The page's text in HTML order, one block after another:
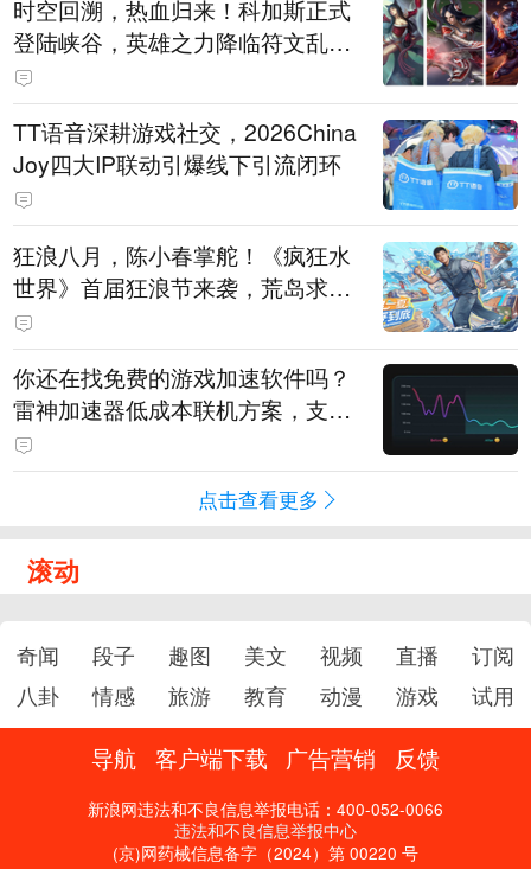
时空回溯，热血归来！科加斯正式
登陆峡谷，英雄之力降临符文乱
斗！
TT语音深耕游戏社交，2026China
Joy四大IP联动引爆线下引流闭环
狂浪八月，陈小春掌舵！《疯狂水
世界》首届狂浪节来袭，荒岛求生
直播即将开启
你还在找免费的游戏加速软件吗？
雷神加速器低成本联机方案，支持
免费试用
点击查看更多
滚动
奇闻 段子 趣图 美文 视频 直播
订阅
八卦
情感 旅游 教育 动漫 游戏 试用
导航 客户端下载 广告营销 反馈
新浪网违法和不良信息举报电话：400-052-0066
违法和不良信息举报中心
(京)网药械信息备字（2024）第 00220 号